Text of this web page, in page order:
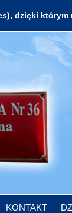
KONTAKT
dzięki którym